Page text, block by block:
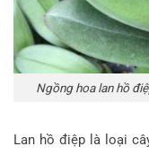
Ngồng hoa lan hồ
Lan hồ điệp là loại